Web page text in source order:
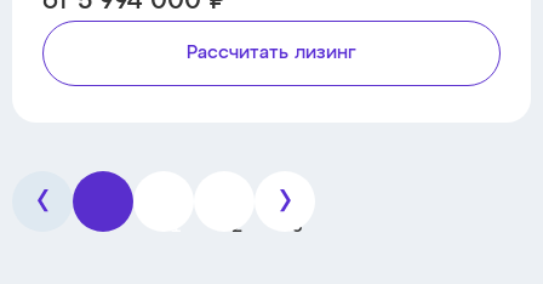
Рассчитать лизинг
2 3